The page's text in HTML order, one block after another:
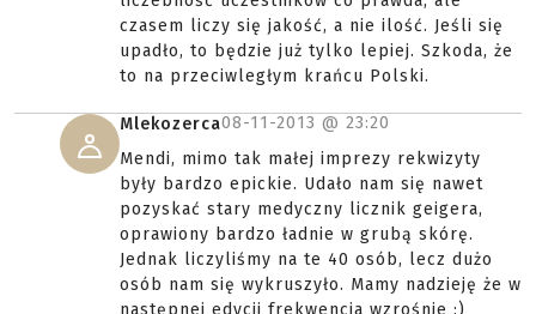
czasem liczy się jakość, a nie ilość. Jeśli się
upadło, to będzie już tylko lepiej. Szkoda, że
to na przeciwległym krańcu Polski.
Mlekozerca08-11-2013 @ 23:20
Mendi, mimo tak małej imprezy rekwizyty
były bardzo epickie. Udało nam się nawet
pozyskać stary medyczny licznik geigera,
oprawiony bardzo ładnie w grubą skórę.
Jednak liczyliśmy na te 40 osób, lecz dużo
osób nam się wykruszyło. Mamy nadzieję że w